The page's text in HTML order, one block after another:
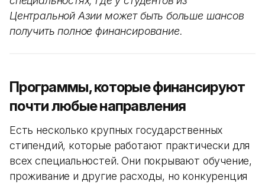
Центральной Азии может быть больше шансов
получить полное финансирование.
Программы, которые финансируют
почти любые направления
Есть несколько крупных государственных
стипендий, которые работают практически для
всех специальностей. Они покрывают обучение,
проживание и другие расходы, но конкуренция